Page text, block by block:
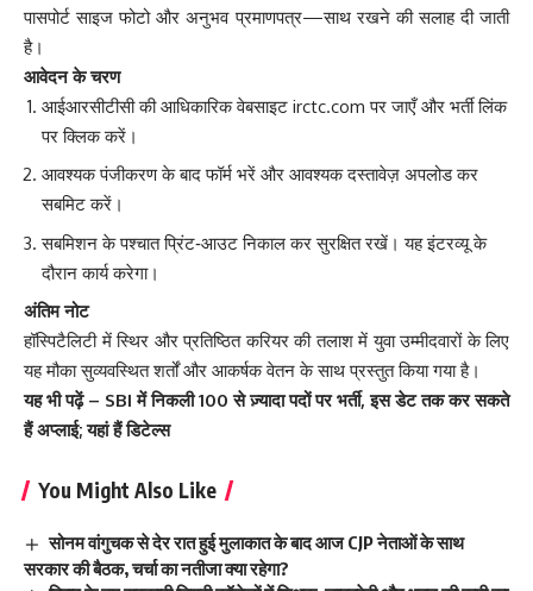
पासपोर्ट साइज फोटो और अनुभव प्रमाणपत्र—साथ रखने की सलाह दी जाती
है।
आवेदन के चरण
आईआरसीटीसी की आधिकारिक वेबसाइट irctc.com पर जाएँ और भर्ती लिंक
पर क्लिक करें।
आवश्यक पंजीकरण के बाद फॉर्म भरें और आवश्यक दस्तावेज़ अपलोड कर
सबमिट करें।
सबमिशन के पश्चात प्रिंट‑आउट निकाल कर सुरक्षित रखें। यह इंटरव्यू के
दौरान कार्य करेगा।
अंतिम नोट
हॉस्पिटैलिटी में स्थिर और प्रतिष्ठित करियर की तलाश में युवा उम्मीदवारों के लिए
यह मौका सुव्यवस्थित शर्तों और आकर्षक वेतन के साथ प्रस्तुत किया गया है।
यह भी पढ़ें – SBI में निकली 100 से ज़्यादा पदों पर भर्ती, इस डेट तक कर सकते
हैं अप्लाई; यहां हैं डिटेल्स
You Might Also Like
सोनम वांगुचक से देर रात हुई मुलाकात के बाद आज CJP नेताओं के साथ
सरकार की बैठक, चर्चा का नतीजा क्या रहेगा?